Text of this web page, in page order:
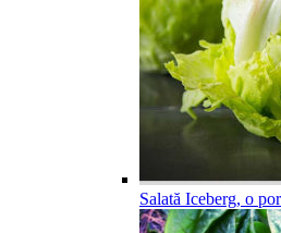
Salată Iceberg, o